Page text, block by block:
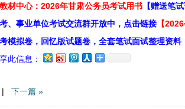
材中心：2026年甘肃公务员考试用书 【赠送笔
、事业单位考试交流群开放中，点击链接 【
模拟卷，回忆版试题卷，全套笔试面试整理资料
此信息：
| 下一篇 »